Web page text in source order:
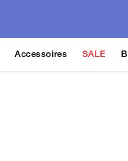
Accessoires SALE